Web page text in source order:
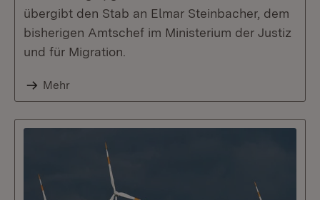
übergibt den Stab an Elmar Steinbacher, dem
bisherigen Amtschef im Ministerium der Justiz
und für Migration.
Mehr